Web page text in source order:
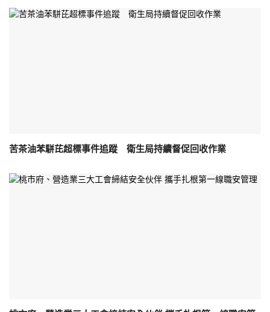
苦茶油苯駢芘超標事件追蹤 衛生局持續督促回收作業